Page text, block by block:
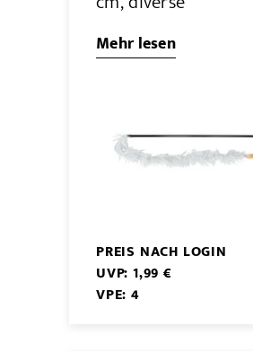
Mehr lesen
PREIS NACH LOGIN
UVP: 1,99 €
VPE: 4